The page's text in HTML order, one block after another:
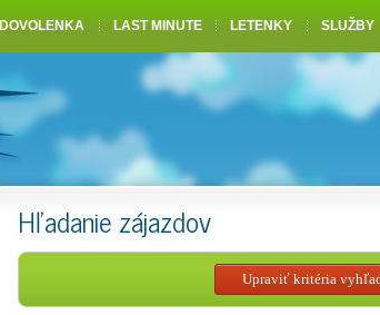
Hľadanie zájazdov
DOVOLENKA LAST MINUTE LETENKY SLUŽBY